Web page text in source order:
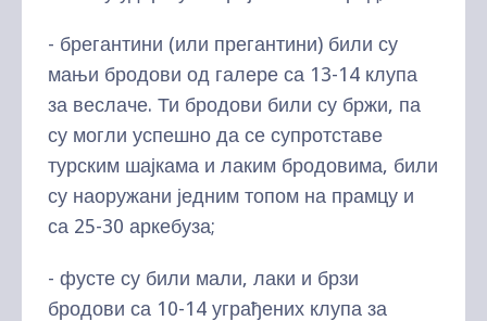
- брегантини (или прегантини) били су
мањи бродови од галере са 13-14 клупа
за веслаче. Ти бродови били су бржи, па
су могли успешно да се супротставе
турским шајкама и лаким бродовима, били
су наоружани једним топом на прамцу и
са 25-30 аркебуза;
- фусте су били мали, лаки и брзи
бродови са 10-14 уграђених клупа за